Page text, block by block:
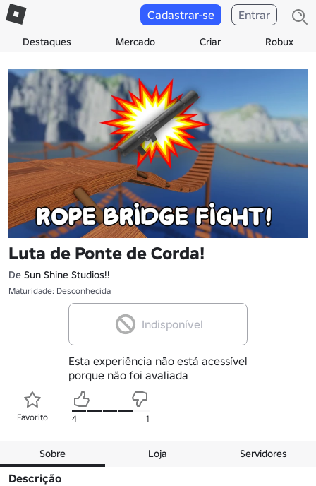
Destaques Mercado Criar Robux
Cadastrar-se Entrar
Luta de Ponte de Corda!
De Sun Shine Studios!!
Maturidade: Desconhecida
Indisponível
Esta experiência não está acessível
porque não foi avaliada
Favorito 4 1
Sobre Loja Servidores
Descrição